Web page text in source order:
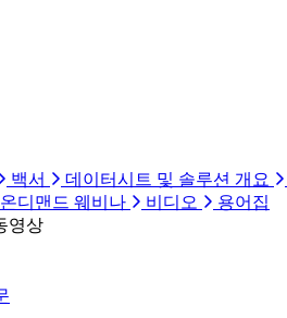
백서
데이터시트 및 솔루션 개요
온디맨드 웨비나 비디오
용어집
영상